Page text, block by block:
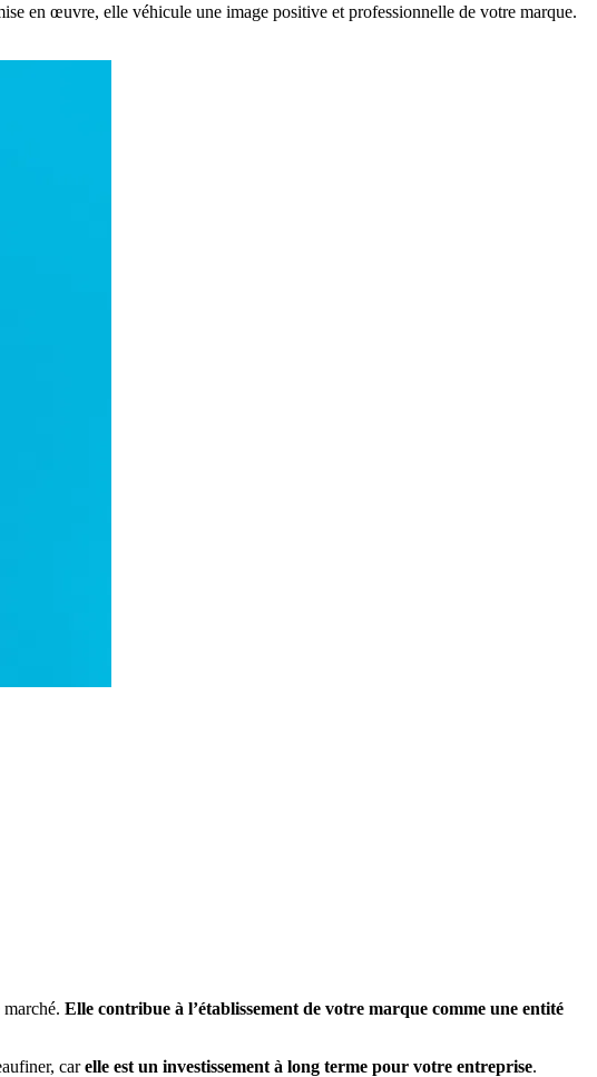
en œuvre, elle véhicule une image positive et professionnelle de votre marque.
Elle contribue à l’établissement de votre marque comme une entité
carelle est un investissement à long terme pour votre entreprise.